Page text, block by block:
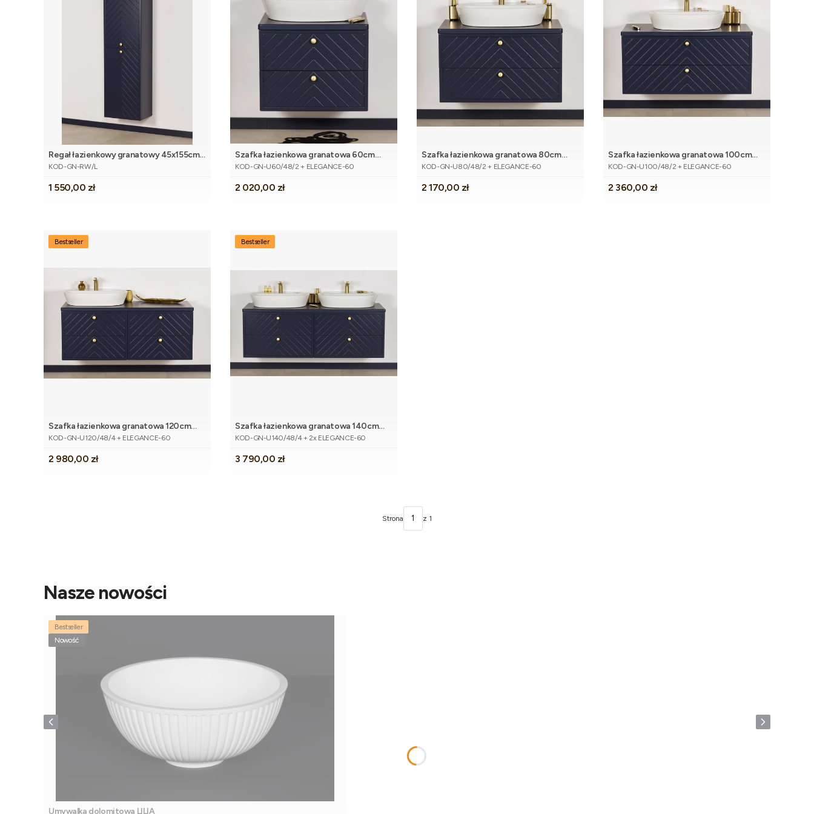
Dodaj do koszyka
Regał łazienkowy granatowy 45x155cm
KODI
Kod produktu
KOD-GN-RW/L
Cena
1 550,00 zł
Dodaj do koszyka
Szafka łazienkowa granatowa 60cm
KODI z umywalką
Kod produktu
KOD-GN-U60/48/2 + ELEGANCE-60
Cena
2 020,00 zł
Dodaj do koszyka
Szafka łazienkowa granatowa 80cm
KODI z umywalką
Kod produktu
KOD-GN-U80/48/2 + ELEGANCE-60
Cena
2 170,00 zł
Dodaj do koszyka
Szafka łazienkowa granatowa 100cm
KODI z umywalką
Kod produktu
KOD-GN-U100/48/2 + ELEGANCE-60
Cena
2 360,00 zł
Bestseller
Dodaj do koszyka
Szafka łazienkowa granatowa 120cm
KODI z umywalką
Kod produktu
KOD-GN-U120/48/4 + ELEGANCE-60
Cena
2 980,00 zł
Bestseller
Dodaj do koszyka
Szafka łazienkowa granatowa 140cm
KODI z podwójną umywalką
Kod produktu
KOD-GN-U140/48/4 + 2x ELEGANCE-60
Cena
3 790,00 zł
Strona z 1
Nasze nowości
Bestseller
Nowość
Umywalka dolomitowa LILIA